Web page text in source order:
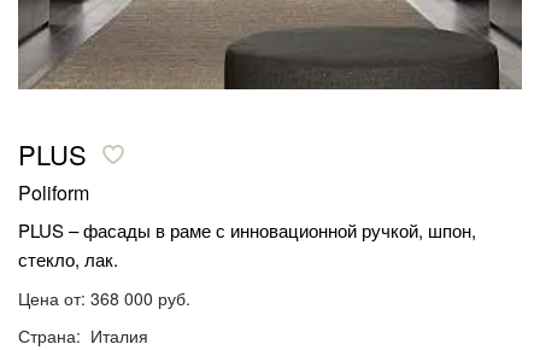
PLUS
Poliform
PLUS – фасады в раме с инновационной ручкой, шпон,
стекло, лак.
Цена от: 368 000 руб.
Страна: Италия